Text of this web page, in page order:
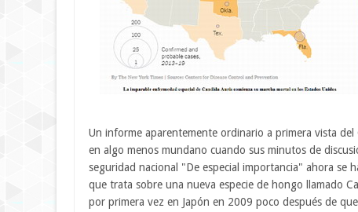
Un informe aparentemente ordinario a primera vista
en algo menos mundano cuando sus minutos de
seguridad nacional "De especial importancia" ahora
que trata sobre una nueva especie de hongo llamado
por primera vez en Japón en 2009 poco después de